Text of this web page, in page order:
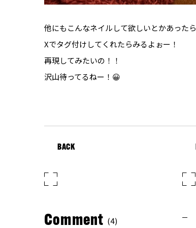
他にもこんなネイルして欲しいとかあったら
Xでタグ付けしてくれたらみるよぉー！
再現してみたいの！！
沢山待ってるねー！😀
BACK
Comment (4)